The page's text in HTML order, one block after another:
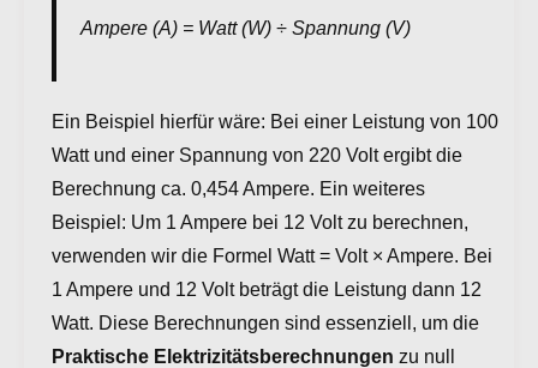
Ampere (A) = Watt (W) ÷ Spannung (V)
Ein Beispiel hierfür wäre: Bei einer Leistung von 100
Watt und einer Spannung von 220 Volt ergibt die
Berechnung ca. 0,454 Ampere. Ein weiteres
Beispiel: Um 1 Ampere bei 12 Volt zu berechnen,
verwenden wir die Formel Watt = Volt × Ampere. Bei
1 Ampere und 12 Volt beträgt die Leistung dann 12
Watt. Diese Berechnungen sind essenziell, um die
Praktische Elektrizitätsberechnungen zu null